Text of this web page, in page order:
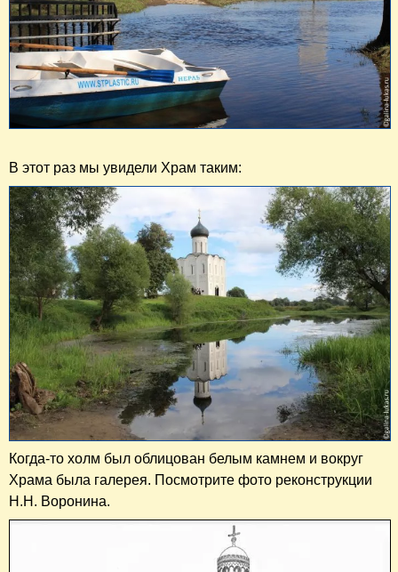
В этот раз мы увидели Храм таким:
Когда-то холм был облицован белым камнем и вокруг
Храма была галерея. Посмотрите фото реконструкции
Н.Н. Воронина.